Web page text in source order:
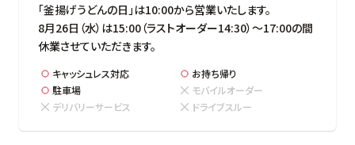
「釜揚げうどんの日」は10:00から営業いたします。
8月26日（水）は15:00（ラストオーダー14:30）～17:00の間
休業させていただきます。
キャッシュレス対応
お持ち帰り
駐車場
モバイルオーダー
デリバリーサービス
ドライブスルー